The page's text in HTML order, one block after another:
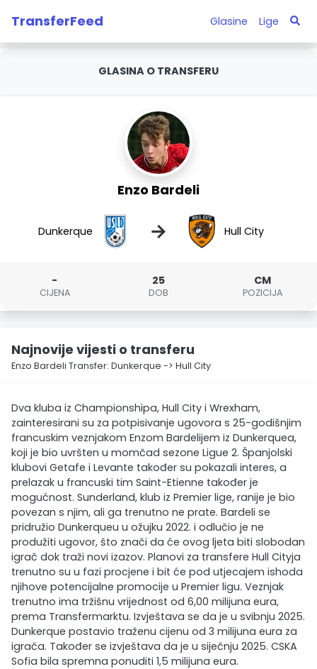
TransferFeed Glasine Lige
GLASINA O TRANSFERU
Enzo Bardeli
Dunkerque → Hull City
-
CIJENA
25
DOB
CM
POZICIJA
Najnovije vijesti o transferu
Enzo Bardeli Transfer: Dunkerque -> Hull City
Dva kluba iz Championshipa, Hull City i Wrexham,
zainteresirani su za potpisivanje ugovora s 25-godišnjim
francuskim veznjakom Enzom Bardelijem iz Dunkerquea,
koji je bio uvršten u momčad sezone Ligue 2. Španjolski
klubovi Getafe i Levante također su pokazali interes, a
prelazak u francuski tim Saint-Etienne također je
mogućnost. Sunderland, klub iz Premier lige, ranije je bio
povezan s njim, ali ga trenutno ne prate. Bardeli se
pridružio Dunkerqueu u ožujku 2022. i odlučio je ne
produžiti ugovor, što znači da će ovog ljeta biti slobodan
igrač dok traži novi izazov. Planovi za transfere Hull Cityja
trenutno su u fazi procjene i bit će pod utjecajem ishoda
njihove potencijalne promocije u Premier ligu. Veznjak
trenutno ima tržišnu vrijednost od 6,00 milijuna eura,
prema Transfermarktu. Izvještava se da je u svibnju 2025.
Dunkerque postavio traženu cijenu od 3 milijuna eura za
igrača. Također se izvještava da je u siječnju 2025. CSKA
Sofia bila spremna ponuditi 1,5 milijuna eura.